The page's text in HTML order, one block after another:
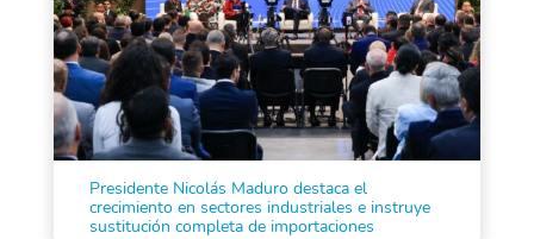
Presidente Nicolás Maduro destaca el
crecimiento en sectores industriales e instruye
sustitución completa de importaciones